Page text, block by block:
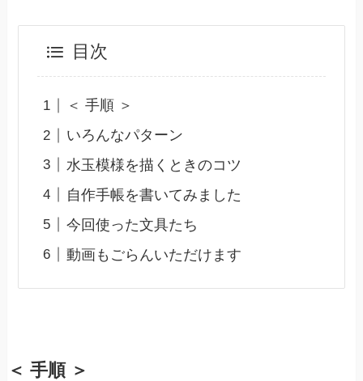
目次
＜ 手順 ＞
いろんなパターン
水玉模様を描くときのコツ
自作手帳を書いてみました
今回使った文具たち
動画もごらんいただけます
＜ 手順 ＞